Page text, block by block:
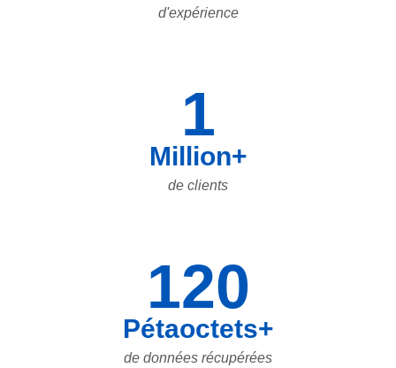
d'expérience
1
Million+
de clients
120
Pétaoctets+
de données récupérées